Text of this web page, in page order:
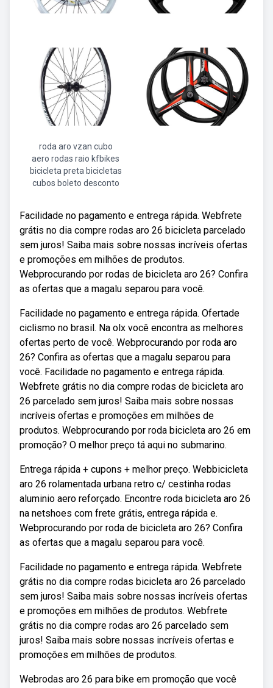
roda aro vzan cubo
aero rodas raio kfbikes
bicicleta preta bicicletas
cubos boleto desconto
Facilidade no pagamento e entrega rápida. Webfrete
grátis no dia compre rodas aro 26 bicicleta parcelado
sem juros! Saiba mais sobre nossas incríveis ofertas
e promoções em milhões de produtos.
Webprocurando por rodas de bicicleta aro 26? Confira
as ofertas que a magalu separou para você.
Facilidade no pagamento e entrega rápida. Ofertade
ciclismo no brasil. Na olx você encontra as melhores
ofertas perto de você. Webprocurando por roda aro
26? Confira as ofertas que a magalu separou para
você. Facilidade no pagamento e entrega rápida.
Webfrete grátis no dia compre rodas de bicicleta aro
26 parcelado sem juros! Saiba mais sobre nossas
incríveis ofertas e promoções em milhões de
produtos. Webprocurando por roda bicicleta aro 26 em
promoção? O melhor preço tá aqui no submarino.
Entrega rápida + cupons + melhor preço. Webbicicleta
aro 26 rolamentada urbana retro c/ cestinha rodas
aluminio aero reforçado. Encontre roda bicicleta aro 26
na netshoes com frete grátis, entrega rápida e.
Webprocurando por roda de bicicleta aro 26? Confira
as ofertas que a magalu separou para você.
Facilidade no pagamento e entrega rápida. Webfrete
grátis no dia compre rodas bicicleta aro 26 parcelado
sem juros! Saiba mais sobre nossas incríveis ofertas
e promoções em milhões de produtos. Webfrete
grátis no dia compre rodas aro 26 parcelado sem
juros! Saiba mais sobre nossas incríveis ofertas e
promoções em milhões de produtos.
Webrodas aro 26 para bike em promoção que você